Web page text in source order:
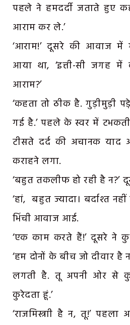
पहले ने हमदर्दी जताते हुए
आराम कर ले.’
‘आराम!’ दूसरे की आवाज में
आया था, ‘इत्ती-सी जगह
आराम?’
‘कहता तो ठीक है. गुड़ीमुड़ी
गई है.’ पहले के स्वर में टभकती
टीसते दर्द की अचानक
कराहने लगा.
‘बहुत तकलीफ हो रही है न?’
‘हां, बहुत ज्यादा। बर्दाश्त
भिंची आवाज आई.
‘एक काम करते हैं!’ दूसरे ने
‘हम दोनों के बीच जो दीवार
लगती है. तू अपनी ओर से
कुरेदता हूं.’
‘राजमिस्त्राी है न, तू!’